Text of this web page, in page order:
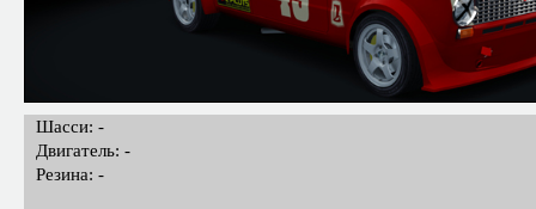
Шасси: -
Двигатель: -
Резина: -